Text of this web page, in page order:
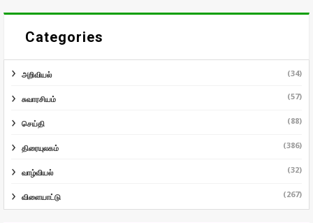
Categories
அறிவியல் (34)
சுவாரசியம் (57)
செய்தி (88)
திரையுலகம் (386)
வாழ்வியல் (32)
விளையாட்டு (267)